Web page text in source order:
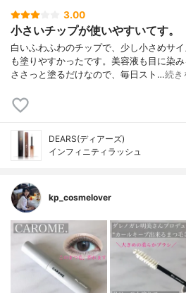
3.00
小さいチップが使いやすいてす。
白いふわふわのチップで、少し小さめサ
も塗りやすかったです。美容液も目に染
ささっと塗るだけなので、毎日スト…続き
DEARS(ディアーズ)
インフィニティラッシュ
kp_cosmelover